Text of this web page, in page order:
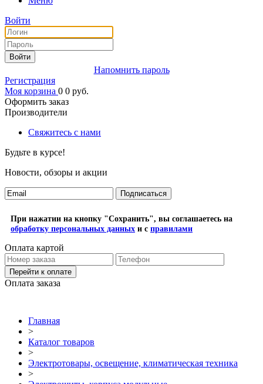
Войти
Войти
Напомнить пароль
Регистрация
Моя корзина 0 0 руб.
Оформить заказ
Производители
Свяжитесь с нами
Будьте в курсе!
Новости, обзоры и акции
Подписаться
При нажатии на кнопку "Сохранить", вы соглашаетесь на
обработку персональных данных и с правилами
Оплата картой
Перейти к оплате
Оплата заказа
Главная
>
Каталог товаров
>
Электротовары, освещение, климатическая техника
>